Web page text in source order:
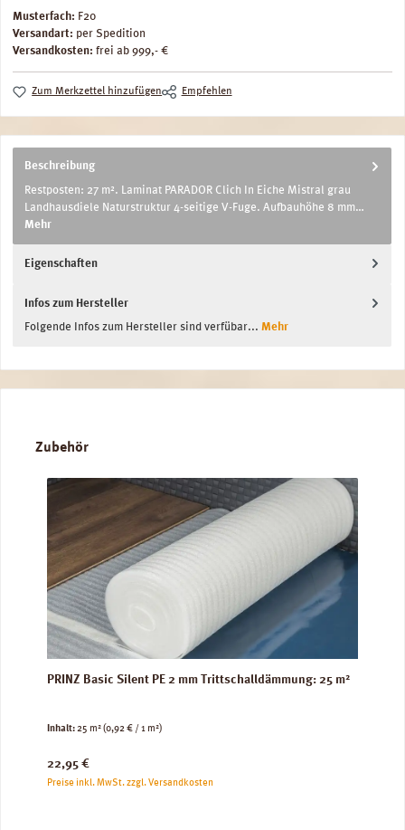
Musterfach: F20
Versandart: per Spedition
Versandkosten: frei ab 999,- €
Zum Merkzettel hinzufügen Empfehlen
Beschreibung
Restposten: 27 m². Laminat PARADOR Clich In Eiche Mistral grau
Landhausdiele Naturstruktur 4-seitige V-Fuge. Aufbauhöhe 8 mm…
Mehr
Eigenschaften
Infos zum Hersteller
Folgende Infos zum Hersteller sind verfübar... Mehr
Produktgalerie überspringen
Zubehör
PRINZ Basic Silent PE 2 mm Trittschalldämmung: 25 m²
Inhalt:25 m²(0,92 € / 1 m²)
Regulärer Preis:
22,95 €
Preise inkl. MwSt. zzgl. Versandkosten